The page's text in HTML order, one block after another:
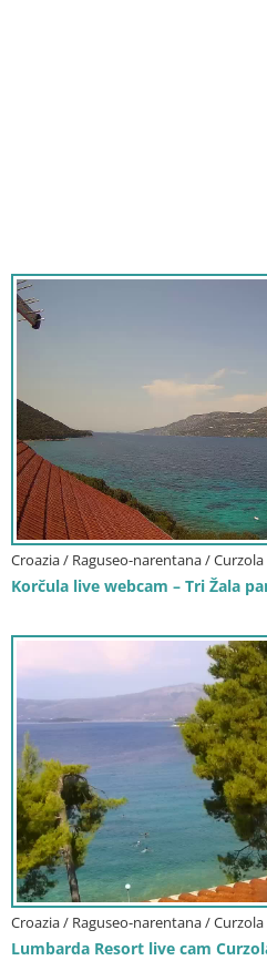
Croazia / Raguseo-narentana / Curzola
Korčula live webcam – Tri Žala
Croazia / Raguseo-narentana / Curzola
Lumbarda Resort live cam